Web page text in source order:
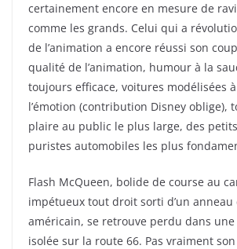
certainement encore en mesure de
comme les grands. Celui qui a
de l’animation a encore réussi son
qualité de l’animation, humour à la
toujours efficace, voitures modélisées
l’émotion (contribution Disney oblige),
plaire au public le plus large, des
puristes automobiles les plus
Flash McQueen, bolide de course au
impétueux tout droit sorti d’un anneau
américain, se retrouve perdu dans
isolée sur la route 66. Pas vraiment